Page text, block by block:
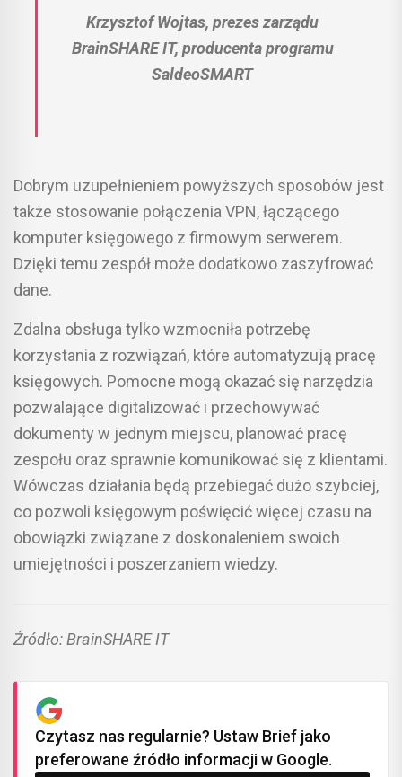
Krzysztof Wojtas, prezes zarządu
BrainSHARE IT, producenta programu
SaldeoSMART
Dobrym uzupełnieniem powyższych sposobów jest
także stosowanie połączenia VPN, łączącego
komputer księgowego z firmowym serwerem.
Dzięki temu zespół może dodatkowo zaszyfrować
dane.
Zdalna obsługa tylko wzmocniła potrzebę
korzystania z rozwiązań, które automatyzują pracę
księgowych. Pomocne mogą okazać się narzędzia
pozwalające digitalizować i przechowywać
dokumenty w jednym miejscu, planować pracę
zespołu oraz sprawnie komunikować się z klientami.
Wówczas działania będą przebiegać dużo szybciej,
co pozwoli księgowym poświęcić więcej czasu na
obowiązki związane z doskonaleniem swoich
umiejętności i poszerzaniem wiedzy.
Źródło: BrainSHARE IT
Czytasz nas regularnie? Ustaw Brief jako
preferowane źródło informacji w Google.